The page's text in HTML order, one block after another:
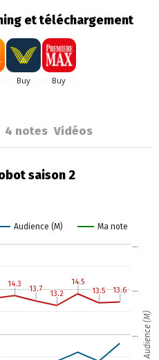
et téléchargement
4 notes Vidéos
saison 2
Audience (M) Ma note
…
…
…
14.3
14.3
13.7
13.7 13.2
13.2
14.5
14.5
13.5
13.5 13.6
13.6
Audience (M)